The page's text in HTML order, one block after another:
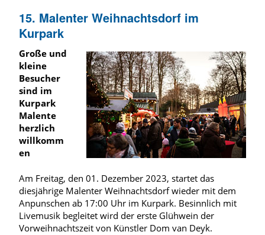
15. Malenter Weihnachtsdorf im
Kurpark
Große und
kleine
Besucher
sind im
Kurpark
Malente
herzlich
willkomm
en
Am Freitag, den 01. Dezember 2023, startet das
diesjährige Malenter Weihnachtsdorf wieder mit dem
Anpunschen ab 17:00 Uhr im Kurpark. Besinnlich mit
Livemusik begleitet wird der erste Glühwein der
Vorweihnachtszeit von Künstler Dom van Deyk.